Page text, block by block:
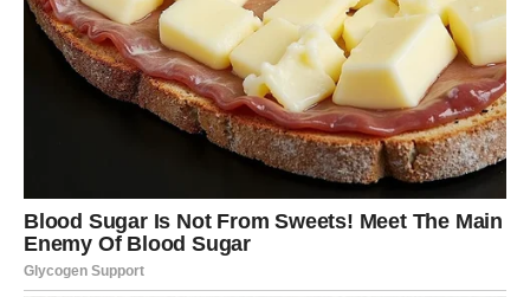
Pred vama su veoma uzbudljivi trenuci.
Rakovi su među najvećim sretnicima ovog perioda.
Poslije mnogo tuge dolazi sreća koja vam vraća vjeru da
čuda zaista postoje.